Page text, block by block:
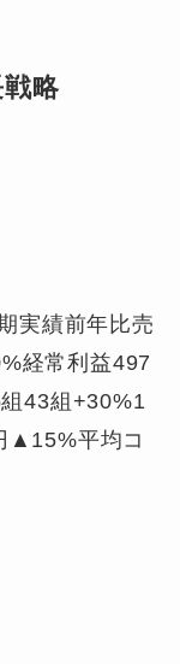
略
実績前年比売
経常利益497
43組+30%1
▲15%平均コ